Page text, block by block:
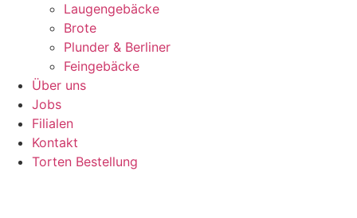
Laugengebäcke
Brote
Plunder & Berliner
Feingebäcke
Über uns
Jobs
Filialen
Kontakt
Torten Bestellung